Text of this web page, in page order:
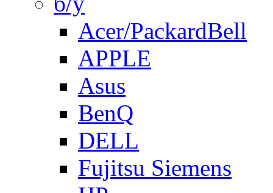
Acer/PackardBell
APPLE
Asus
BenQ
DELL
Fujitsu Siemens